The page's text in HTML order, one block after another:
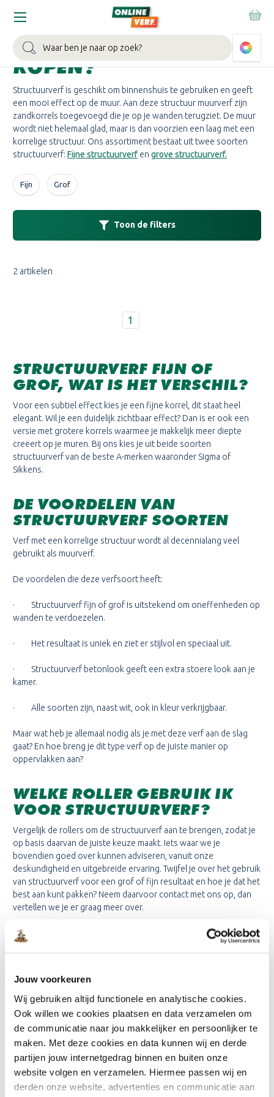
Jouw voorkeuren
Wij gebruiken altijd functionele en analytische cookies.
Ook willen we cookies plaatsen en data verzamelen om
de communicatie naar jou makkelijker en persoonlijker te
maken. Met deze cookies en data kunnen wij en derde
partijen jouw internetgedrag binnen en buiten onze
website volgen en verzamelen. Hiermee passen wij en
derden onze website, advertenties en communicatie aan
Zoeken
Home
STRUCTUURVERF
KOPEN?
Structuurverf is geschikt om binnenshuis te gebruiken en geeft
een mooi effect op de muur. Aan deze structuur muurverf zijn
zandkorrels toegevoegd die je op je wanden terugziet. De muur
wordt niet helemaal glad, maar is dan voorzien een laag met een
korrelige structuur. Ons assortiment bestaat uit twee soorten
structuurverf: Fijne structuurverfen grove structuurverf.
Fijn Grof
2 artikelen
1
Toon de filters
STRUCTUURVERF FIJN OF
GROF, WAT IS HET VERSCHIL?
Voor een subtiel effect kies je een fijne korrel, dit staat heel
elegant. Wil je een duidelijk zichtbaar effect? Dan is er ook een
versie met grotere korrels waarmee je makkelijk meer diepte
creëert op je muren. Bij ons kies je uit beide soorten
structuurverf van de beste A-merken waaronder Sigma of
Sikkens.
DE VOORDELEN VAN
STRUCTUURVERF SOORTEN
Verf met een korrelige structuur wordt al decennialang veel
gebruikt als muurverf.
De voordelen die deze verfsoort heeft:
· Structuurverf fijn of grof is uitstekend om oneffenheden op
wanden te verdoezelen.
· Het resultaat is uniek en ziet er stijlvol en speciaal uit.
· Structuurverf betonlook geeft een extra stoere look aan je
kamer.
· Alle soorten zijn, naast wit, ook in kleur verkrijgbaar.
Maar wat heb je allemaal nodig als je met deze verf aan de slag
gaat? En hoe breng je dit type verf op de juiste manier op
oppervlakken aan?
WELKE ROLLER GEBRUIK IK
VOOR STRUCTUURVERF?
Vergelijk de rollers om de structuurverf aan te brengen, zodat je
op basis daarvan de juiste keuze maakt. Iets waar we je
bovendien goed over kunnen adviseren, vanuit onze
deskundigheid en uitgebreide ervaring. Twijfel je over het gebruik
van structuurverf voor een grof of fijn resultaat en hoe je dat het
best aan kunt pakken? Neem daarvoor contact met ons op, dan
vertellen we je er graag meer over.
KAN JE STRUCTUURVERF
Ja, een structuurverf is overschilderbaar.
TIP: Let er wel op dat je vanwege de structuur meer muurverf
nodig hebt dan voor een gladde wand. Het prachtige effect van
de korrelige structuur op je wanden blijft gewoon behouden.
HOE MOET JE STRUCTUURVERF
VERWIJDEREN?